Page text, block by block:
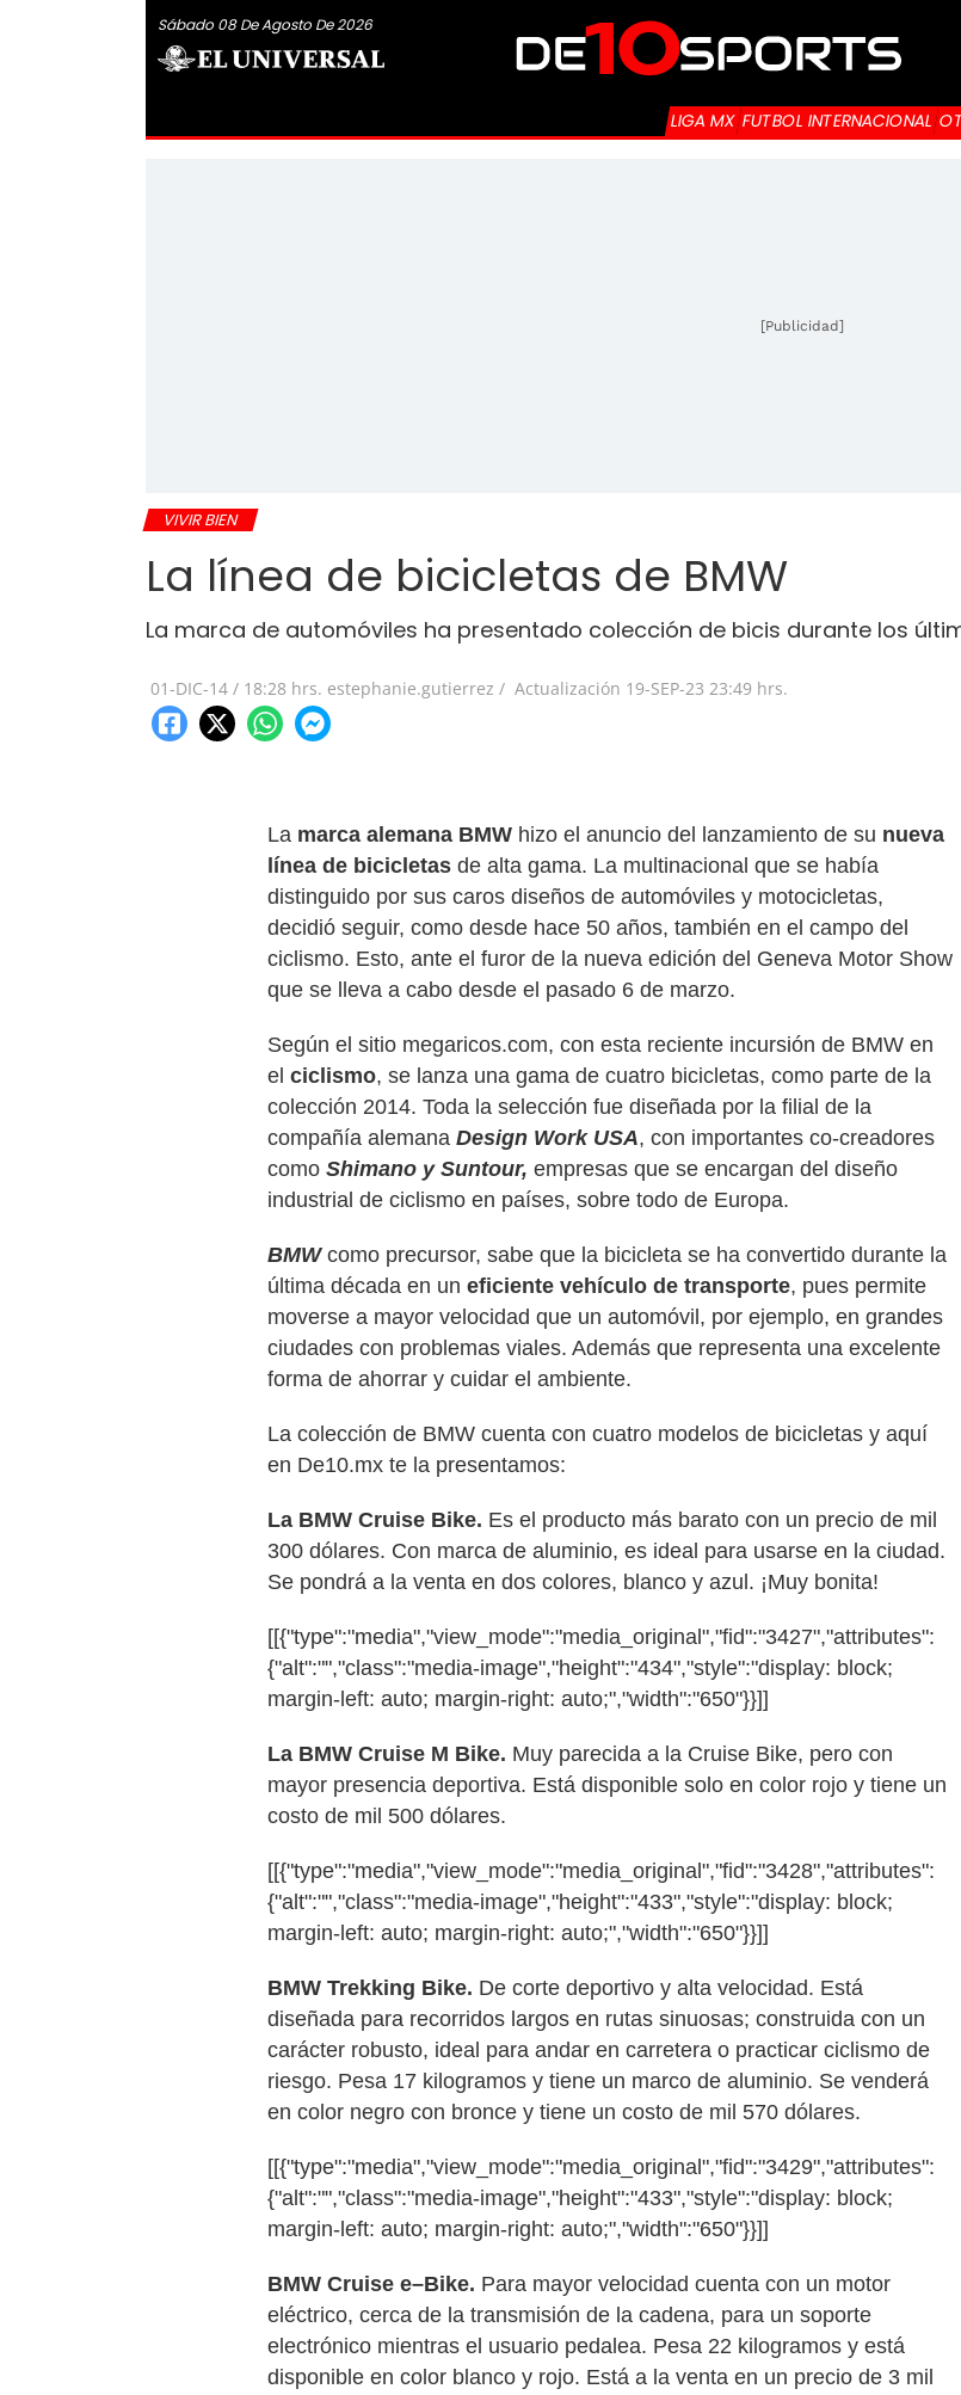
Sábado 08 De Agosto De 2026
LIGA MX FUTBOL INTERNACIONAL
[Publicidad]
VIVIR BIEN
La línea de bicicletas de BMW
La marca de automóviles ha presentado colección de bicis durante los
01-DIC-14 / 18:28 hrs. estephanie.gutierrez / Actualización 19-SEP-23 23:49 hrs.
La marca alemana BMW hizo el anuncio del lanzamiento de su nueva
línea de bicicletas de alta gama. La multinacional que se había
distinguido por sus caros diseños de automóviles y motocicletas,
decidió seguir, como desde hace 50 años, también en el campo del
ciclismo. Esto, ante el furor de la nueva edición del Geneva Motor Show
que se lleva a cabo desde el pasado 6 de marzo.
Según el sitio megaricos.com, con esta reciente incursión de BMW en
el ciclismo, se lanza una gama de cuatro bicicletas, como parte de la
colección 2014. Toda la selección fue diseñada por la filial de la
compañía alemana Design Work USA, con importantes co-creadores
como Shimano y Suntour, empresas que se encargan del diseño
industrial de ciclismo en países, sobre todo de Europa.
BMW como precursor, sabe que la bicicleta se ha convertido durante la
última década en un eficiente vehículo de transporte, pues permite
moverse a mayor velocidad que un automóvil, por ejemplo, en grandes
ciudades con problemas viales. Además que representa una excelente
forma de ahorrar y cuidar el ambiente.
La colección de BMW cuenta con cuatro modelos de bicicletas y aquí
en De10.mx te la presentamos:
La BMW Cruise Bike. Es el producto más barato con un precio de mil
300 dólares. Con marca de aluminio, es ideal para usarse en la ciudad.
Se pondrá a la venta en dos colores, blanco y azul. ¡Muy bonita!
[[{"type":"media","view_mode":"media_original","fid":"3427","attributes":
{"alt":"","class":"media-image","height":"434","style":"display: block;
margin-left: auto; margin-right: auto;","width":"650"}}]]
La BMW Cruise M Bike. Muy parecida a la Cruise Bike, pero con
mayor presencia deportiva. Está disponible solo en color rojo y tiene un
costo de mil 500 dólares.
[[{"type":"media","view_mode":"media_original","fid":"3428","attributes":
{"alt":"","class":"media-image","height":"433","style":"display: block;
margin-left: auto; margin-right: auto;","width":"650"}}]]
BMW Trekking Bike. De corte deportivo y alta velocidad. Está
diseñada para recorridos largos en rutas sinuosas; construida con un
carácter robusto, ideal para andar en carretera o practicar ciclismo de
riesgo. Pesa 17 kilogramos y tiene un marco de aluminio. Se venderá
en color negro con bronce y tiene un costo de mil 570 dólares.
[[{"type":"media","view_mode":"media_original","fid":"3429","attributes":
{"alt":"","class":"media-image","height":"433","style":"display: block;
margin-left: auto; margin-right: auto;","width":"650"}}]]
BMW Cruise e–Bike. Para mayor velocidad cuenta con un motor
eléctrico, cerca de la transmisión de la cadena, para un soporte
electrónico mientras el usuario pedalea. Pesa 22 kilogramos y está
disponible en color blanco y rojo. Está a la venta en un precio de 3 mil